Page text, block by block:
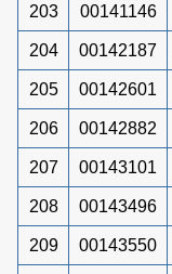
203 00141146
204 00142187
205 00142601
206 00142882
207 00143101
208 00143496
209 00143550